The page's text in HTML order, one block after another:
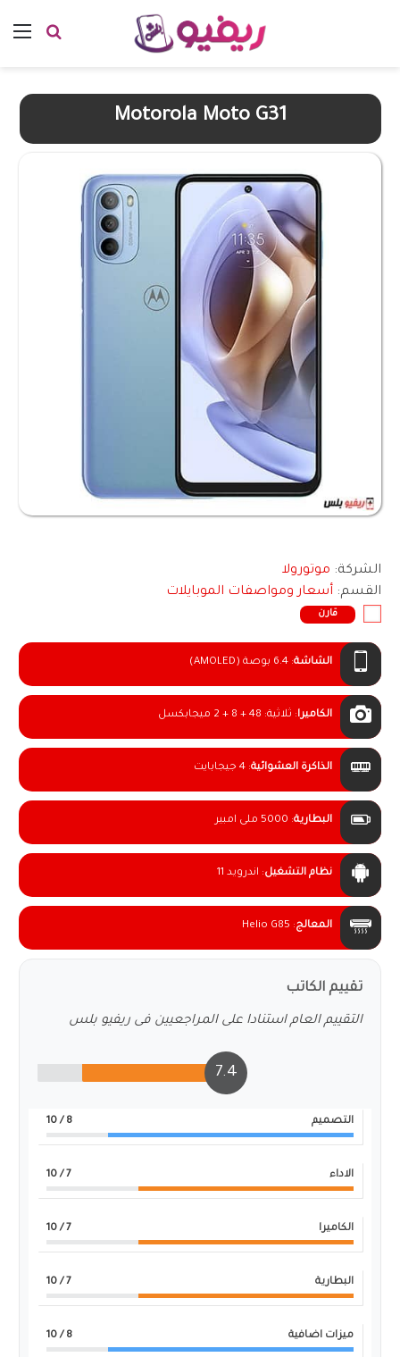
بحث
Motorola Moto G31
الشركة: موتورولا
القسم: أسعار ومواصفات الموبايلات
قارن
الشاشة:6.4 بوصة (AMOLED)
الكاميرا: ثلاثية: 48 + 8 + 2 ميجابكسل
الذاكرة العشوائية:4 جيجابايت
البطارية: 5000 ملى امبير
نظام التشغيل: اندرويد 11
المعالج:
Helio G85
تقييم الكاتب
التقييم العام استنادا على المراجعيين فى ريفيو بلس
7.4
التصميم 8
/ 10
الاداء 7
/ 10
الكاميرا 7
/ 10
البطارية 7
/ 10
ميزات اضافية 8
/ 10